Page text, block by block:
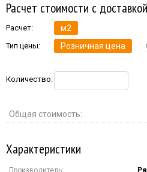
Расчет стоимости с
Расчет: м2
Тип цены: Розничная цена
Количество:
Общая стоимость:
Характеристики
Производитель: